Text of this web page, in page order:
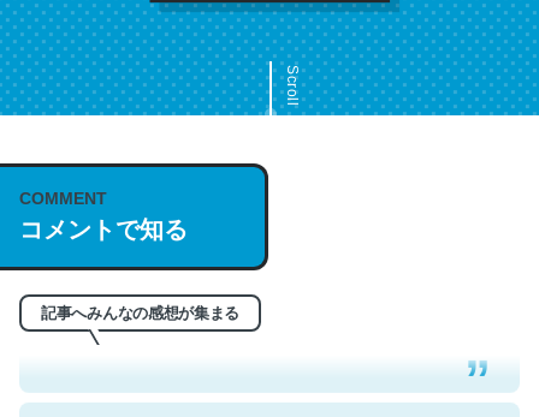
Scroll
COMMENT
コメントで知る
記事へみんなの感想が集まる
これは名文。彼はとてもクレバーなんだろうなと凄く思
う。英語少しでも読める人は原文もお勧め。自分はこの流
─今のこの状況が信じられるかい？ by ラーズ・ヌートバー